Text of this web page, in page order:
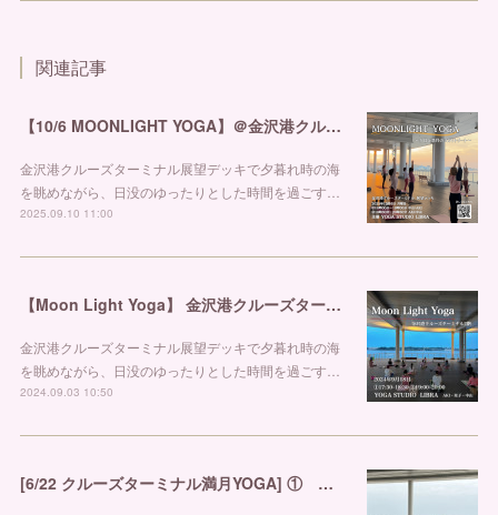
関連記事
【10/6 MOONLIGHT YOGA】＠金沢港クルーズターミナル
金沢港クルーズターミナル展望デッキで夕暮れ時の海
を眺めながら、日没のゆったりとした時間を過ごす…
2025.09.10 11:00
【Moon Light Yoga】 金沢港クルーズターミナルヨガ 金沢ヨガスタジオ リブラ
金沢港クルーズターミナル展望デッキで夕暮れ時の海
を眺めながら、日没のゆったりとした時間を過ごす…
2024.09.03 10:50
[6/22 クルーズターミナル満月YOGA] ① 金沢市ヨガスタジオ リブラ